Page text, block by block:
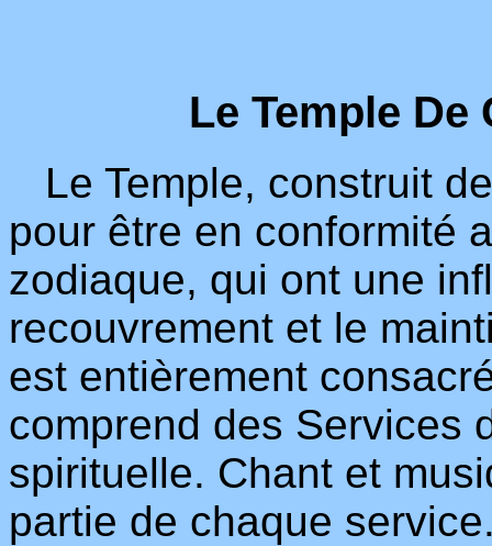
Le Temple
Le Temple, construit
pour être en conformité
zodiaque, qui ont une
recouvrement et le
est entièrement
comprend des Services
spirituelle. Chant et
partie de chaque